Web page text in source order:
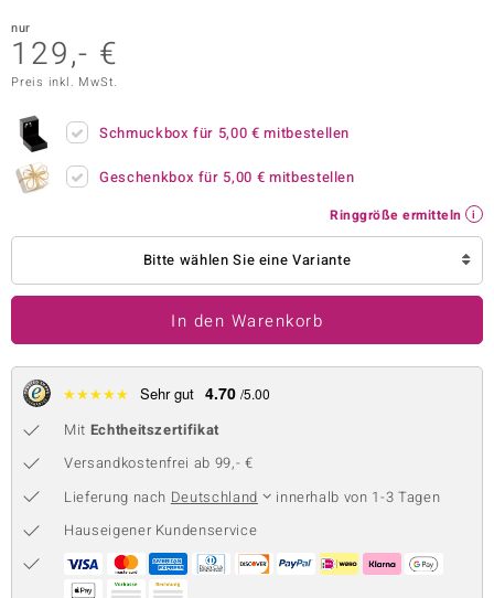
Paraíso
Collection
nur
129,- €
Preis inkl. MwSt.
Schmuckbox für 5,00 € mitbestellen
Geschenkbox für 5,00 € mitbestellen
Ringgröße ermitteln
Bitte wählen Sie eine Variante
In den Warenkorb
★★★★★ Sehr gut 4.70 /5.00
Mit Echtheitszertifikat
Versandkostenfrei ab 99,- €
Lieferung nach Deutschland
innerhalb von 1-3 Tagen
Hauseigener Kundenservice